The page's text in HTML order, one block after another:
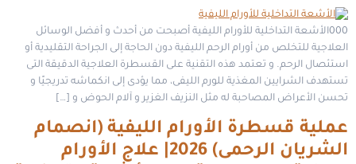
000الأشعة التداخلية للأورام الليفية أصبحت من أحدث و أفضل الوسائل
العلاجية للتخلص من أورام الرحم الليفية دون الحاجة إلى الجراحة التقليدية أو
استئصال الرحم. و تعتمد هذه التقنية على القسطرة العلاجية الدقيقة التى
تستهدف الشرايين المغذية للورم الليفى، مما يؤدى إلى انكماشه تدريجيًا و
تحسن الأعراض المصاحبة له مثل النزيف الغزير و آلام الحوض و […]
عملية قسطرة الأورام الليفية (انصمام
الشريان الرحمى) 2026| علاج الأورام